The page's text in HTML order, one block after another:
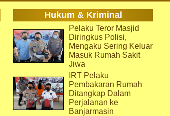
Hukum & Kriminal
Pelaku Teror Masjid
Diringkus Polisi,
Mengaku Sering Keluar
Masuk Rumah Sakit
Jiwa
IRT Pelaku
Pembakaran Rumah
Ditangkap Dalam
Perjalanan ke
Banjarmasin